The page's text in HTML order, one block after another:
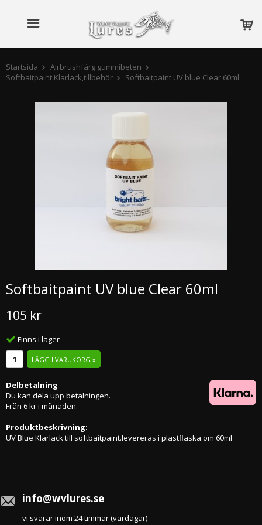
Startsida
Airbrushfärg gummibeten
Softbaitpaint Klarlack,tillbehör
Softbaitpaint UV blue Clear 60ml
Softbaitpaint UV blue Clear 60ml
105 kr
Finns i lager
LÄGG I VARUKORG »
Delbetalning
Du kan dela upp betalningen.
Från 6 kr i månaden.
Produktbeskrivning:
UV Blue Klarlack till softbaitpaint.levereras i plastflaska om 60ml
info@wvlures.se
vi svarar inom 24 timmar (vardagar)